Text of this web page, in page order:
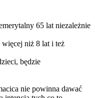
65 lat niezależnie
więcej niż 8 lat i też
będzie
nie powinna dawać